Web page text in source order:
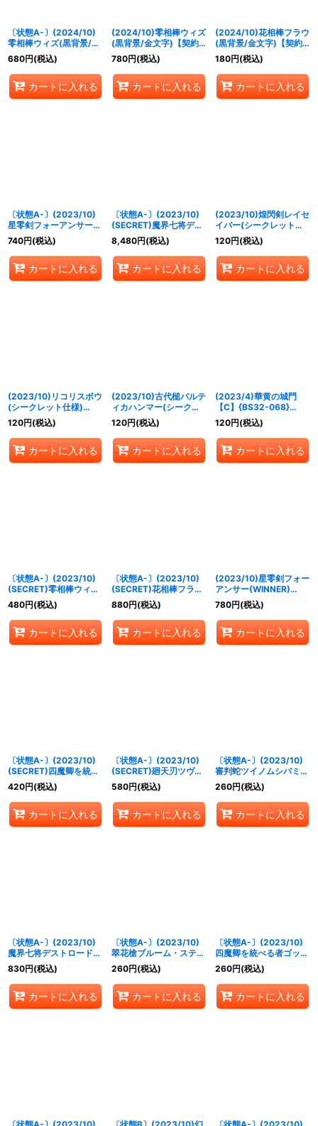
〔状態A-〕(2024/10)
零相棒ウィズ(黒背景/金
文字)【契約X】{BS64-
CX03}《白》
680円(税込)
カートに入れる
(2024/10)零相棒ウィズ
(黒背景/金文字)【契約
X】{BS64-CX03}
《白》
780円(税込)
カートに入れる
(2024/10)花相棒フラウ
(黒背景/金文字)【契約
X】{BS64-CX02}
《緑》
180円(税込)
カートに入れる
〔状態A-〕(2023/10)
星零剣フォーアンサー
(WINNER)【X】{BS64-
X09}《白》
740円(税込)
カートに入れる
〔状態A-〕(2023/10)
(SECRET)魔界七将デス
トロードXV【XV-
SEC】{BS64-XV02}
《紫》
8,480円(税込)
カートに入れる
(2023/10)煌閃剣レイセ
イバー(シークレット仕
様)【R】{BS64-070}
《白》
120円(税込)
カートに入れる
(2023/10)リコリスボウ
(シークレット仕様)
【C】{BS64-067}
《緑》
120円(税込)
カートに入れる
(2023/10)古代槌バルテ
ィカハンマー(シークレ
ット仕様)【R】{BS64-
063}《赤》
120円(税込)
カートに入れる
(2023/4)華黄の城門
【C】{BS32-068}
《黄》
120円(税込)
カートに入れる
〔状態A-〕(2023/10)
(SECRET)零相棒ウィズ
【契約X-SEC】{BS64-
CX03}《白》
480円(税込)
カートに入れる
〔状態A-〕(2023/10)
(SECRET)花相棒フラウ
【契約X-SEC】{BS64-
CX02}《緑》
880円(税込)
カートに入れる
(2023/10)星零剣フォー
アンサー(WINNER)
【X】{BS64-X09}
《白》
780円(税込)
カートに入れる
〔状態A-〕(2023/10)
(SECRET)四魔卿を統べ
る者ゴッド・ジャバド
【X-SEC】{BS64-
X06}《多》
420円(税込)
カートに入れる
〔状態A-〕(2023/10)
(SECRET)廻天刃ツヴァ
イザー【X-SEC】
{BS64-X07}《多》
580円(税込)
カートに入れる
〔状態A-〕(2023/10)
審判蛇ツイノムシバミ
【M】{BS64-018}
《紫》
260円(税込)
カートに入れる
〔状態A-〕(2023/10)
魔界七将デストロード
XV【XV】{BS64-
XV02}《紫》
830円(税込)
カートに入れる
〔状態A-〕(2023/10)
翠花槍ブルーム・ステム
【X】{BS64-X08}
《多》
260円(税込)
カートに入れる
〔状態A-〕(2023/10)
四魔卿を統べる者ゴッ
ド・ジャバド【X】
{BS64-X06}《多》
260円(税込)
カートに入れる